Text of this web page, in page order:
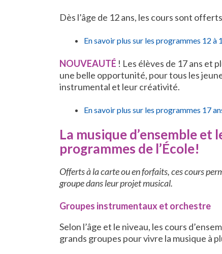
Dès l’âge de 12 ans, les cours sont
En savoir plus sur les programmes 12 à
NOUVEAUTÉ ! Les élèves de 17 ans et
une belle opportunité, pour tous les
instrumental et leur créativité.
En savoir plus sur les programmes 17
La musique d’ensemble et
programmes de l’École!
Offerts à la carte ou en forfaits, ces cours
groupe dans leur projet musical.
Groupes instrumentaux et orchestre
Selon l’âge et le niveau, les cours
grands groupes pour vivre la musique à